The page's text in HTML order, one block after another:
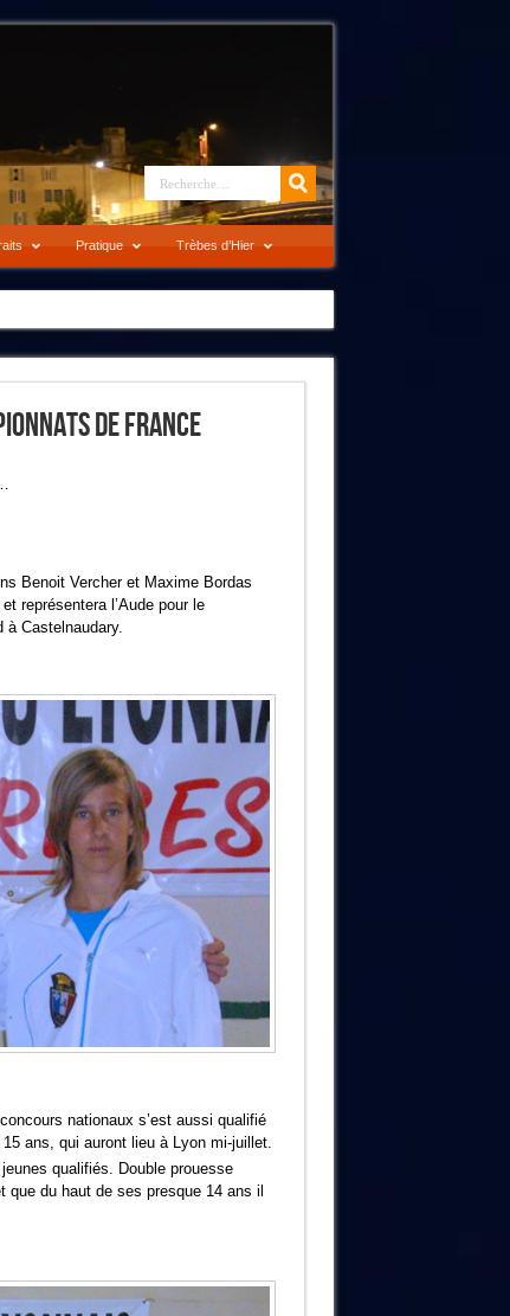
Pratique Trèbes d’Hier
De France
Benoit Vercher et Maxime Bordas
représentera l’Aude pour le
à Castelnaudary.
nationaux s’est aussi qualifié
ans, qui auront lieu à Lyon mi-juillet.
qualifiés. Double prouesse
que du haut de ses presque 14 ans il